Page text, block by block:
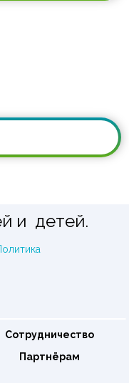
«Семейный»
м, бассейн, Размер
01 августа
и детей.
Сотрудничество
Партнёрам